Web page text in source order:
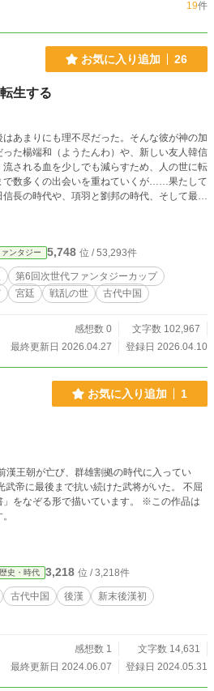
19件
お気に入り追加 26
生する
あまりにも理不尽だった。そんな彼が神の加
た楊端和（ようたんわ）や、新しい友人韓信
流される血を少しでも減らすため、人の世に転
で数多くの出会いを重ねていくが……果たして
長の時代や、項羽と劉邦の時代、そして最後
時代。 李牧の知略が光ります。唯一匈奴に
ァンタジー 5,748 位 / 53,293件
第6回次世代ファンタジーカップ
宮廷 戦乱の世 古代中国
感想数 0
文字数 102,967
最終更新日 2026.04.27
登録日 2026.04.10
お気に入り追加 1
漢王朝が亡び、群雄割拠の時代に入ってい
に最後まで抗い続けた武将がいた。 不屈
る形で描いています。 ※この作品は
歴史・時代 3,218 位 / 3,218件
古代中国 後漢
新末後漢初
感想数 1
文字数 14,631
最終更新日 2024.06.07
登録日 2024.05.31